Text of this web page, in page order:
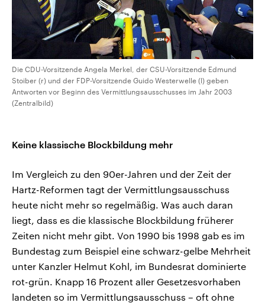
Die CDU-Vorsitzende Angela Merkel, der CSU-Vorsitzende Edmund
Stoiber (r) und der FDP-Vorsitzende Guido Westerwelle (l) geben
Antworten vor Beginn des Vermittlungsausschusses im Jahr 2003
(Zentralbild)
Keine klassische Blockbildung mehr
Im Vergleich zu den 90er-Jahren und der Zeit der
Hartz-Reformen tagt der Vermittlungsausschuss
heute nicht mehr so regelmäßig. Was auch daran
liegt, dass es die klassische Blockbildung früherer
Zeiten nicht mehr gibt. Von 1990 bis 1998 gab es im
Bundestag zum Beispiel eine schwarz-gelbe Mehrheit
unter Kanzler Helmut Kohl, im Bundesrat dominierte
rot-grün. Knapp 16 Prozent aller Gesetzesvorhaben
landeten so im Vermittlungsausschuss – oft ohne